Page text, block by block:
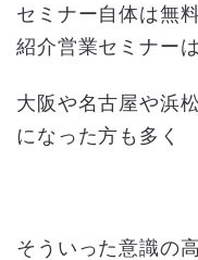
セミナー自体は無
紹介営業セミナーは
大阪や名古屋や浜
になった方も多く
そういった意識の